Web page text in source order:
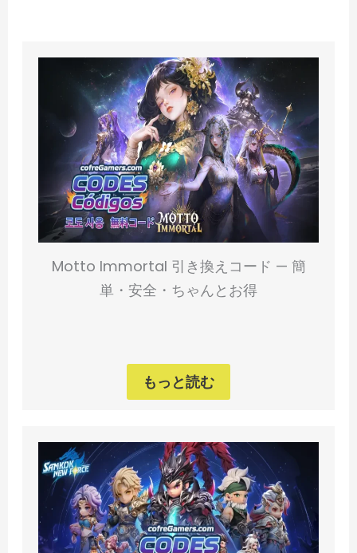
Motto Immortal 引き換えコード — 簡
単・安全・ちゃんとお得
もっと読む